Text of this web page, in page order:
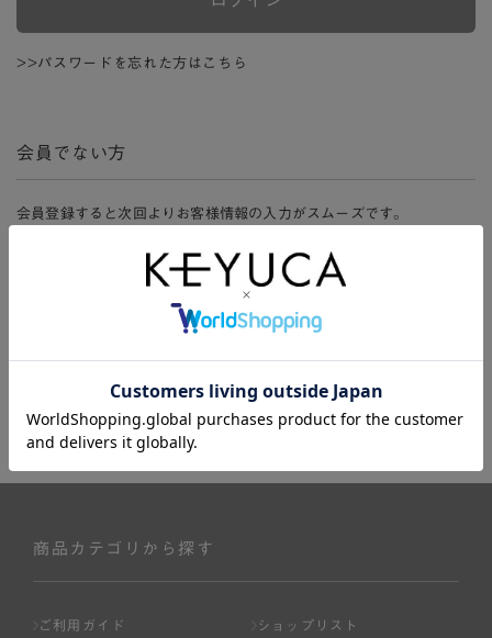
>>パスワードを忘れた方はこちら
会員でない方
会員登録すると次回よりお客様情報の入力がスムーズです。
ージ、購入履歴をご利用いただけます。
商品カテゴリから探す
ご利用ガイド ショップリスト